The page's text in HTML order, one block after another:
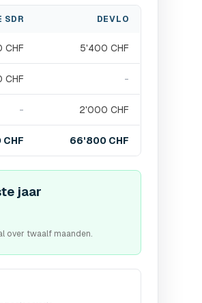
SDR DEVLO
CHF 5'400 CHF
CHF -
- 2'000 CHF
66'800 CHF
jaar
over twaalf maanden.